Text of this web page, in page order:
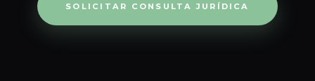
SOLICITAR CONSULTA JURÍDICA